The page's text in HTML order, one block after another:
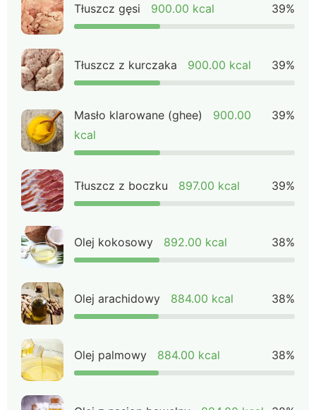
Tłuszcz gęsi 900.00 kcal 39%
Tłuszcz z kurczaka 900.00 kcal 39%
Masło klarowane (ghee)
900.00
kcal
39%
Tłuszcz z boczku 897.00 kcal 39%
Olej kokosowy 892.00 kcal 38%
Olej arachidowy 884.00 kcal 38%
Olej palmowy 884.00 kcal 38%